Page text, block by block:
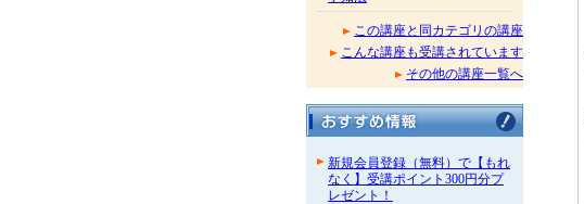
この講座と同カテゴリの講座
こんな講座も受講されています
その他の講座一覧へ
新規会員登録（無料）で【もれ
なく】受講ポイント300円分プ
レゼント！